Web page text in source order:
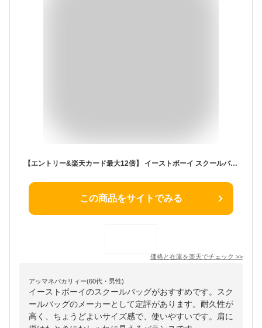
【エントリー&楽天カード最大12倍】 イーストボーイ スクールバッグ EASTBOY スクール バッグ 合皮バッグ 学生 通学 サブバッグ ボストンバッグ A4 合皮 通学カバン 自立 女子 中学生 女子高生 高校生 レディース 4209305
この商品をサイトでみる
価格と在庫を楽天でチェック >>
アッマネバカリィー(60代・男性)
イーストボーイのスクールバッグがおすすめです。スク
ールバッグのメーカーとして定評があります。耐久性が
高く、ちょうどよいサイズ感で、使いやすいです。肩に